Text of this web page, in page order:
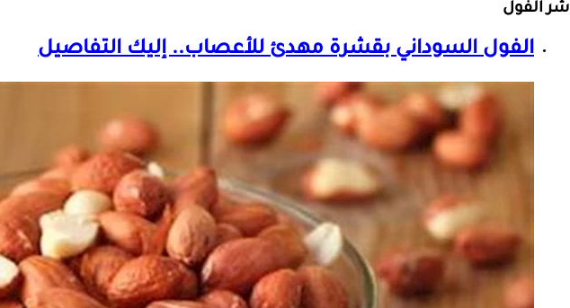
شر الفول
الفول السوداني بقشرة مهدئ للأعصاب.. إليك التفاصيل